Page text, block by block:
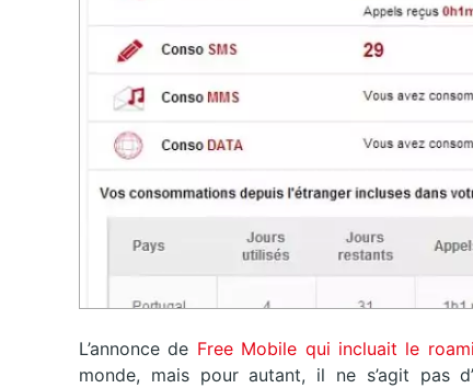
L’annonce de Free Mobile qui incluait le
monde, mais pour autant, il ne s’agit pas